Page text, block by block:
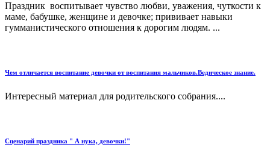
Праздник воспитывает чувство любви, уважения, чуткости к
маме, бабушке, женщине и девочке; прививает навыки
гумманистического отношения к дорогим людям. ...
Чем отличается воспитание девочки от воспитания мальчиков.Ведическое знание.
Интересный материал для родительского собрания....
Сценарий праздника " А нука, девочки!"